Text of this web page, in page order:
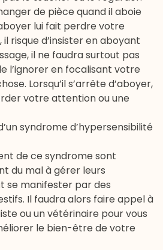
de pièce quand il aboie
lui fait perdre votre
risque d’insister en aboyant
il ne faudra surtout pas
l’ignorer en focalisant votre
Lorsqu’il s’arrête d’aboyer,
votre attention ou une
syndrome d’hypersensibilité
de ce syndrome sont
du mal à gérer leurs
se manifester par des
Il faudra alors faire appel à
ou un vétérinaire pour vous
le bien-être de votre